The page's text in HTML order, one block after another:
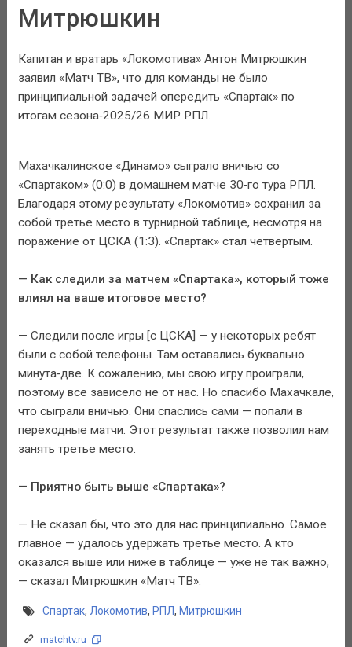
Митрюшкин
Капитан и вратарь «Локомотива» Антон Митрюшкин
заявил «Матч ТВ», что для команды не было
принципиальной задачей опередить «Спартак» по
итогам сезона‑2025/26 МИР РПЛ.
Махачкалинское «Динамо» сыграло вничью со
«Спартаком» (0:0) в домашнем матче 30‑го тура РПЛ.
Благодаря этому результату «Локомотив» сохранил за
собой третье место в турнирной таблице, несмотря на
поражение от ЦСКА (1:3). «Спартак» стал четвертым.
— Как следили за матчем «Спартака», который тоже
влиял на ваше итоговое место?
— Следили после игры [с ЦСКА] — у некоторых ребят
были с собой телефоны. Там оставались буквально
минута‑две. К сожалению, мы свою игру проиграли,
поэтому все зависело не от нас. Но спасибо Махачкале,
что сыграли вничью. Они спаслись сами — попали в
переходные матчи. Этот результат также позволил нам
занять третье место.
— Приятно быть выше «Спартака»?
— Не сказал бы, что это для нас принципиально. Самое
главное — удалось удержать третье место. А кто
оказался выше или ниже в таблице — уже не так важно,
— сказал Митрюшкин «Матч ТВ».
Спартак, Локомотив, РПЛ, Митрюшкин
matchtv.ru